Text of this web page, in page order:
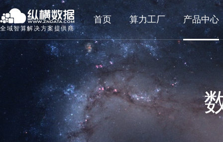
全域智算解决方案提供商
首页 算力工厂 产品中心